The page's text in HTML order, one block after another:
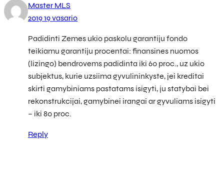
Master MLS
2019 19 vasario
Padidinti Zemes ukio paskolu garantiju fondo
teikiamu garantiju procentai: finansines nuomos
(lizingo) bendrovems padidinta iki 60 proc., uz ukio
subjektus, kurie uzsiima gyvulininkyste, jei kreditai
skirti gamybiniams pastatams isigyti, ju statybai bei
rekonstrukcijai, gamybinei irangai ar gyvuliams isigyti
– iki 80 proc.
Reply